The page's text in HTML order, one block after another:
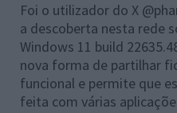
Foi o utilizador do X
a descoberta nesta rede
Windows 11 build
nova forma de partilhar
funcional e permite que
feita com várias